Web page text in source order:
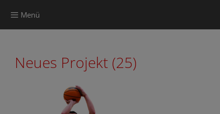
Inhalt Menü
Neues Projekt (25)